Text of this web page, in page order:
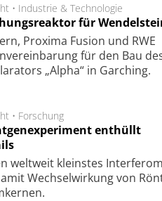
• Industrie & Technologie
für
Pro­xi­ma Fu­sion und RWE
für den Bau
„Alpha“ in Gar­ching.
• Forschung
enthüllt
welt­weit kleins­tes
Wech­sel­wir­kung von